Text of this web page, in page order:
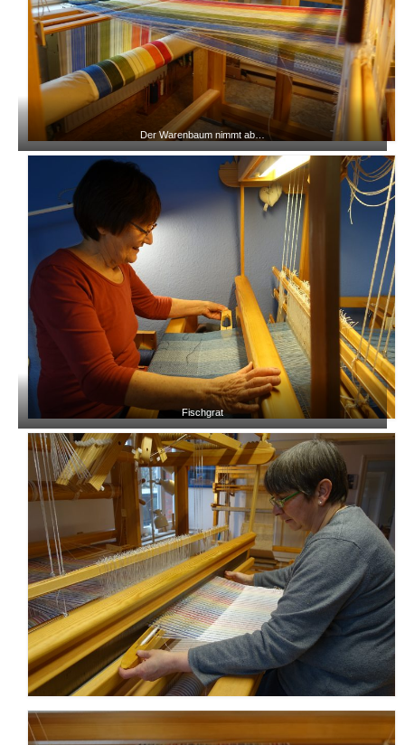
Der Warenbaum nimmt ab…
Fischgrat